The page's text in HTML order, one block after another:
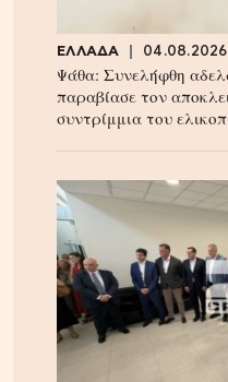
ΕΛΛΑΔΑ 04.08.2026,
Ψάθα: Συνελήφθη
παραβίασε τον
συντρίμμια του